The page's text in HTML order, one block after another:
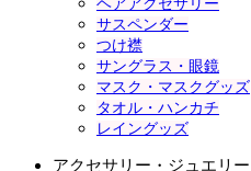
ヘアアクセサリー
サスペンダー
つけ襟
サングラス・眼鏡
マスク・マスクグッズ
タオル・ハンカチ
レイングッズ
アクセサリー・ジュエリー